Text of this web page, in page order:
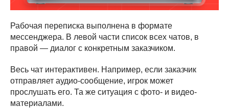
Рабочая переписка выполнена в формате
мессенджера. В левой части список всех чатов, в
правой — диалог с конкретным заказчиком.
Весь чат интерактивен. Например, если заказчик
отправляет аудио-сообщение, игрок может
прослушать его. Та же ситуация с фото- и видео-
материалами.